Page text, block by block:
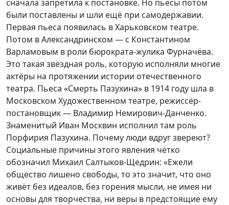
сначала запретила к постановке. Но пьесы потом
были поставлены и шли ещё при самодержавии.
Первая пьеса появилась в Харьковском театре.
Потом в Александринском — с Константином
Варламовым в роли бюрократа-жулика Фурначёва.
Это такая звёздная роль, которую исполняли многие
актёры на протяжении истории отечественного
театра. Пьеса «Смерть Пазухина» в 1914 году шла в
Московском Художественном театре, режиссёр-
постановщик — Владимир Немирович-Данченко.
Знаменитый Иван Москвин исполнил там роль
Порфирия Пазухина. Почему люди вдруг звереют?
Социальные причины этого явления чётко
обозначил Михаил Салтыков-Щедрин: «Ежели
общество лишено свободы, то это значит, что оно
живёт без идеалов, без горения мысли, не имея ни
основы для творчества, ни веры в предстоящие ему